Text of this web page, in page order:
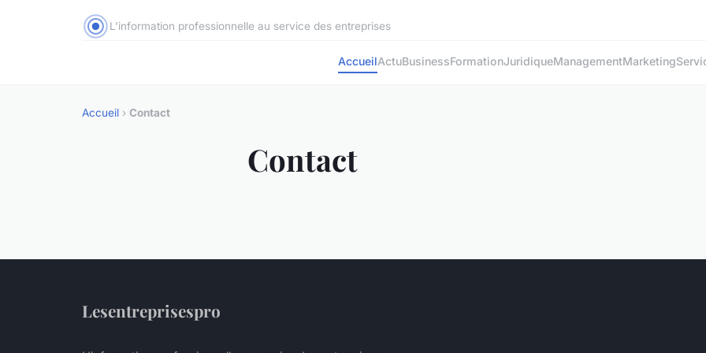
L'information professionnelle au service des entreprises
AccueilActuBusinessFormationJuridiqueManagementMarketing
Accueil › Contact
Contact
Lesentreprisespro